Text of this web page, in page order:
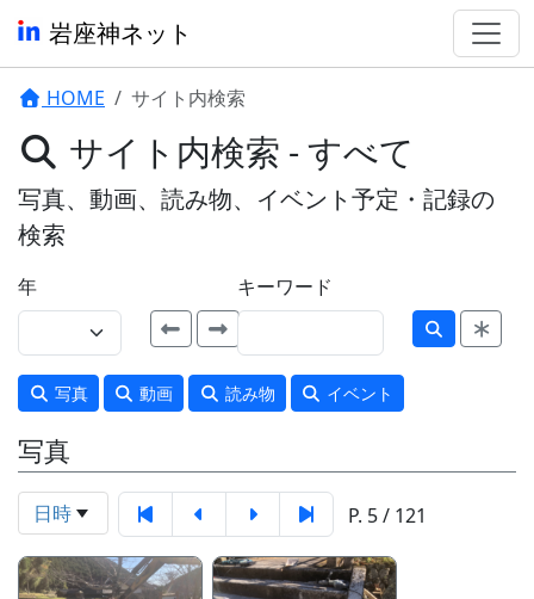
岩座神ネット
HOME サイト内検索
サイト内検索 - すべて
写真、動画、読み物、イベント予定・記録の
検索
年 キーワード
写真 動画 読み物 イベント
写真
日時 P. 5 / 121